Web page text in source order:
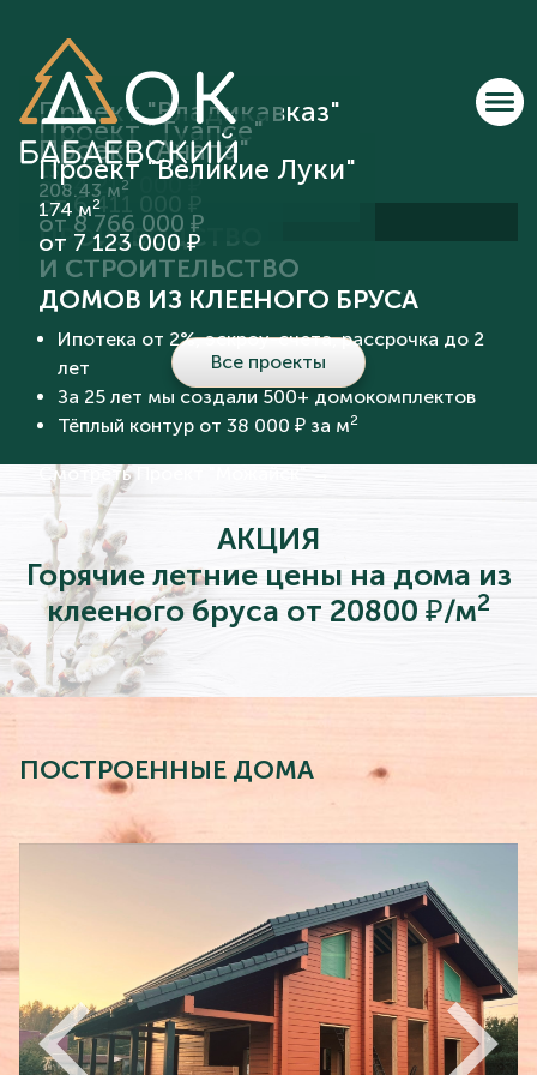
ПРОИЗВОДСТВО
И СТРОИТЕЛЬСТВО
ДОМОВ ИЗ КЛЕЕНОГО БРУСА
Ипотека от 2%, эскроу-счета, рассрочка до 2
лет
За 25 лет мы создали 500+ домокомплектов
Тёплый контур от 38 000 ₽ за м2
Смотреть Проект "Можайск" →
Проект "Владикавказ"
101.4 м2
от 4 217 000 ₽
Проект "Туапсе"
132 м2
от 6 411 000 ₽
Проект "Анапа"
208.43 м2
от 8 766 000 ₽
Проект "Великие Луки"
174 м2
от 7 123 000 ₽
Все проекты
АКЦИЯ
Горячие летние цены на дома из
клееного бруса от 20800 ₽/м2
ПОСТРОЕННЫЕ ДОМА